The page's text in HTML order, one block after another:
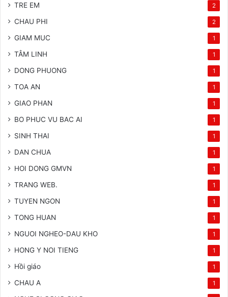
TRE EM 2
CHAU PHI 2
GIAM MUC 1
TÂM LINH 1
DONG PHUONG 1
TOA AN 1
GIAO PHAN 1
BO PHUC VU BAC AI 1
SINH THAI 1
DAN CHUA 1
HOI DONG GMVN 1
TRANG WEB. 1
TUYEN NGON 1
TONG HUAN 1
NGUOI NGHEO-DAU KHO 1
HONG Y NOI TIENG 1
Hồi giáo 1
CHAU A 1